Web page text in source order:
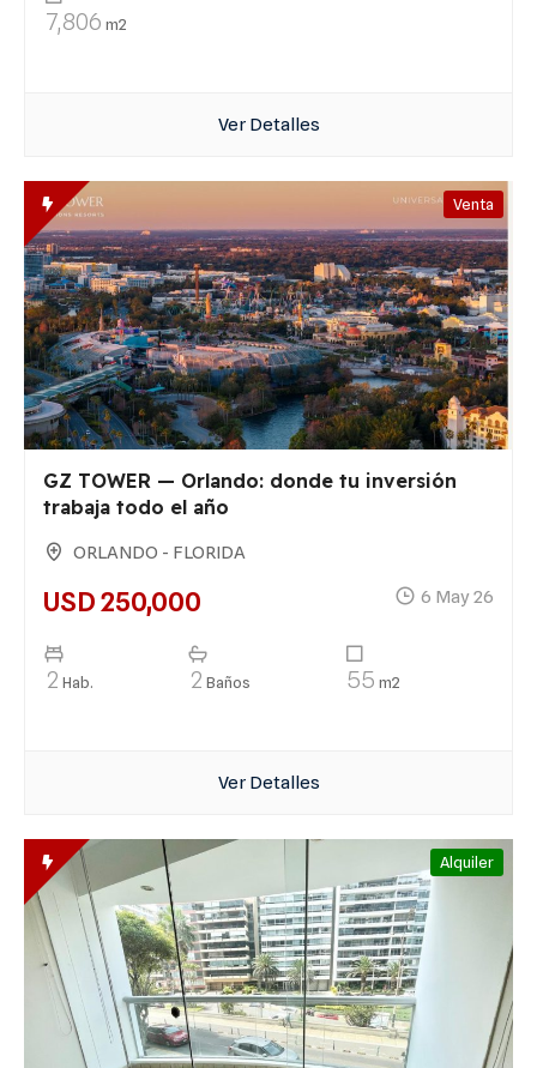
7,806 m2
Ver Detalles
Venta
GZ TOWER — Orlando: donde tu inversión
trabaja todo el año
ORLANDO - FLORIDA
USD 250,000 6 May 26
2 Hab. 2 Baños 55 m2
Ver Detalles
Alquiler